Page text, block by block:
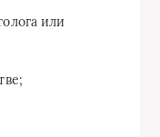
или